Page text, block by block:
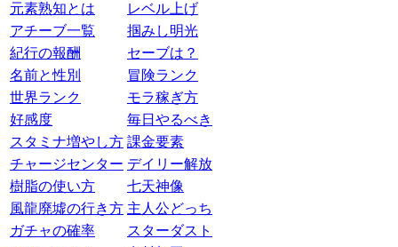
元素熟知とは
レベル上げ
アチーブ一覧
掴みし明光
紀行の報酬
セーブは？
名前と性別
冒険ランク
世界ランク
モラ稼ぎ方
好感度
毎日やるべき
スタミナ増やし方 課金要素
チャージセンター デイリー解放
樹脂の使い方
七天神像
風龍廃墟の行き方 主人公どっち
ガチャの確率
スターダスト